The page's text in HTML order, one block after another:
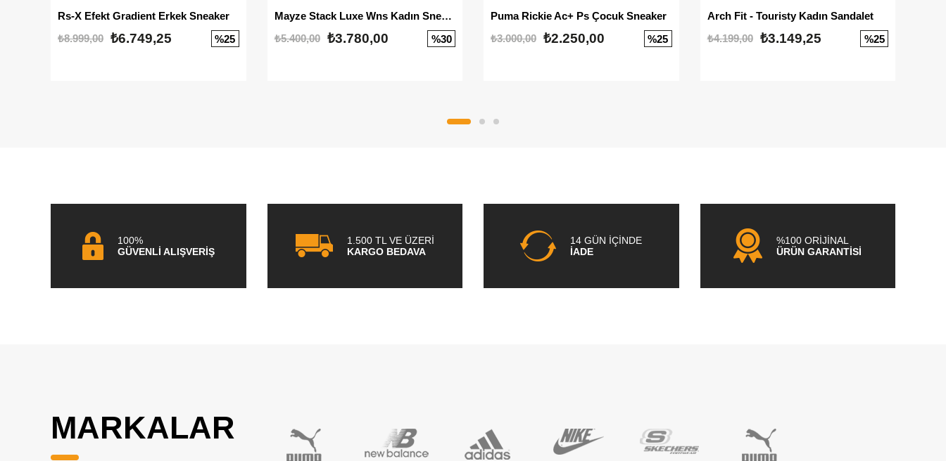
Rs-X Efekt Gradient Erkek Sneaker
₺8.999,00 ₺6.749,25 %25
Mayze Stack Luxe Wns Kadın Sneaker
₺5.400,00
₺3.780,00 %30
Puma Rickie Ac+ Ps Çocuk Sneaker
₺3.000,00 ₺2.250,00 %25
Arch Fit - Touristy Kadın Sandalet
₺4.199,00
₺3.149,25 %25
100%
GÜVENLİ ALIŞVERİŞ
1.500 TL VE ÜZERİ
KARGO BEDAVA
14 GÜN İÇİNDE
İADE
%100 ORİJİNAL
ÜRÜN GARANTİSİ
MARKALAR